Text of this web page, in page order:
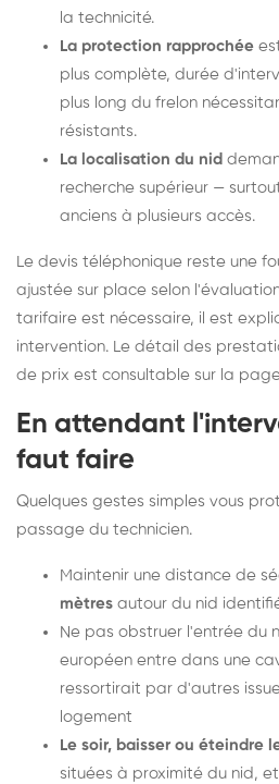
la technicité.
La protection rapprochée
plus complète, durée
plus long du frelon
résistants.
La localisation du nid
recherche supérieur —
anciens à plusieurs accès.
Le devis téléphonique reste une
ajustée sur place selon
tarifaire est nécessaire, il est
intervention. Le détail des
de prix est consultable sur la
En attendant
faut faire
Quelques gestes simples vous
passage du technicien.
Maintenir une distance de
mètres autour du nid
Ne pas obstruer l'entrée du
européen entre dans une
ressortirait par d'autres
logement
Le soir, baisser ou éteindre
situées à proximité du nid,